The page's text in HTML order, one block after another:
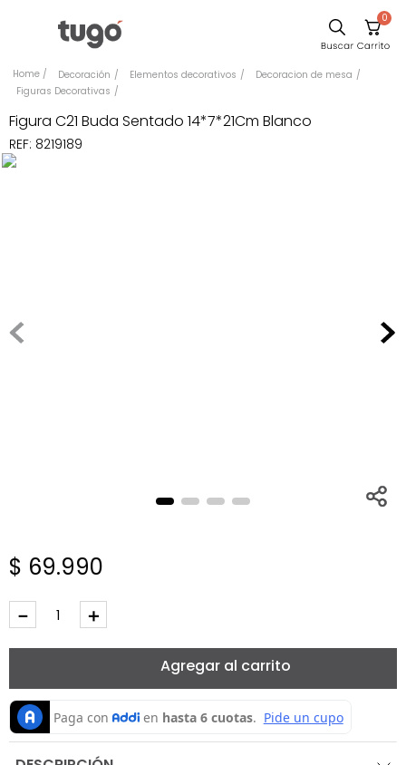
0
Decoración Elementos decorativos
Decoracion de mesa
Figuras Decorativas
Figura C21 Buda Sentado 14*7*21Cm Blanco
REF: 8219189
$ 69.990
＋
－
Agregar al carrito
Comedor
Silla